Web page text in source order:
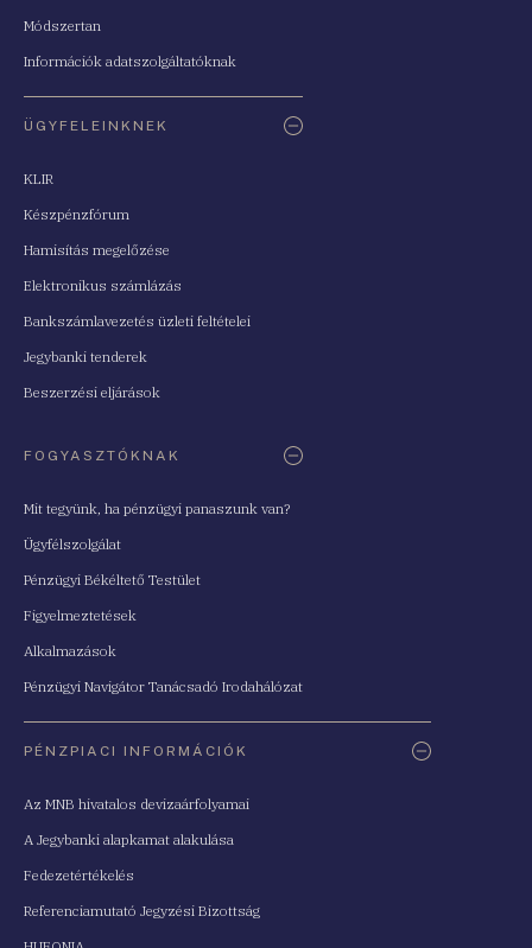
Módszertan
Információk adatszolgáltatóknak
ÜGYFELEINKNEK
KLIR
Készpénzfórum
Hamisítás megelőzése
Elektronikus számlázás
Bankszámlavezetés üzleti feltételei
Jegybanki tenderek
Beszerzési eljárások
FOGYASZTÓKNAK
Mit tegyünk, ha pénzügyi panaszunk van?
Ügyfélszolgálat
Pénzügyi Békéltető Testület
Figyelmeztetések
Alkalmazások
Pénzügyi Navigátor Tanácsadó Irodahálózat
PÉNZPIACI INFORMÁCIÓK
Az MNB hivatalos devizaárfolyamai
A Jegybanki alapkamat alakulása
Fedezetértékelés
Referenciamutató Jegyzési Bizottság